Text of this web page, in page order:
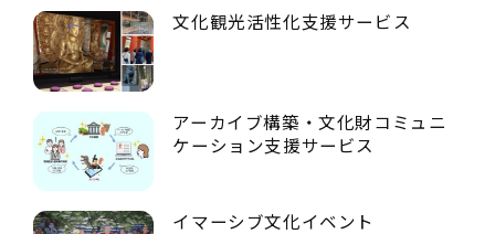
文化観光活性化支援サービス
アーカイブ構築・文化財コミュニ
ケーション支援サービス
イマーシブ文化イベント